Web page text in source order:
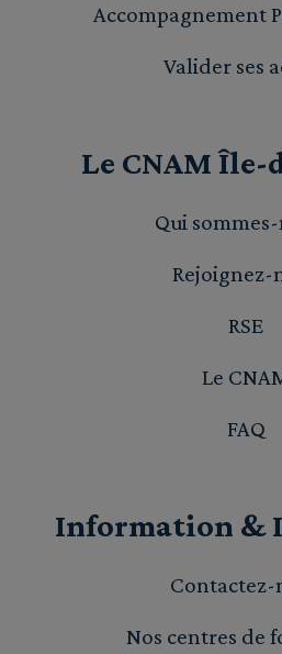
Accompagnement
Valider ses
Le CNAM Île-
Qui sommes-
Rejoignez-
RSE
Le
FAQ
Information &
Contactez-
Nos centres de